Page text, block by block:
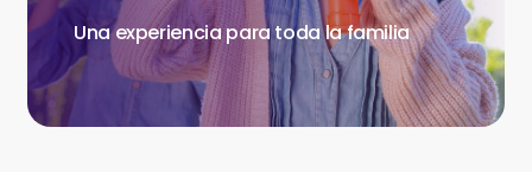
Unaexperiencia paratodalafamilia